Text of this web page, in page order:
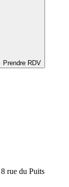
Prendre RDV
8 rue du Puits